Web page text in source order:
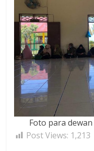
Foto para
Post Views: 1,213